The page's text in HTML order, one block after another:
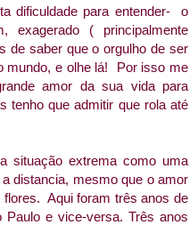
dificuldade para entender- o
exagerado ( principalmente
de saber que o orgulho de ser
mundo, e olhe lá! Por isso me
amor da sua vida para
tenho que admitir que rola até
situação extrema como uma
distancia, mesmo que o amor
Aqui foram três anos de
Paulo e vice-versa. Três anos